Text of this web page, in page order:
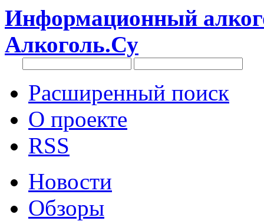
Информационный
Алкоголь.Су
Расширенный поиск
О проекте
RSS
Новости
Обзоры